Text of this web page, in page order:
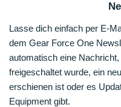
Lasse dich einfach per E-
dem Gear Force One
automatisch eine
freigeschaltet wurde, ein
erschienen ist oder es
Equipment gibt.